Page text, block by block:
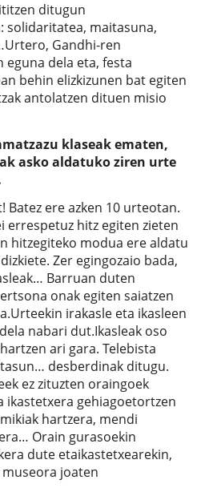
ditugun
solidaritatea, maitasuna,
Gandhi-ren
dela eta, festa
behin elizkizunen bat egiten
antolatzen dituen misio
klaseak ematen,
asko aldatuko ziren urte
ere azken 10 urteotan.
errespetuz hitz egiten zieten
hitzegiteko modua ere aldatu
Zer egingozaio bada,
Barruan duten
onak egiten saiatzen
irakasle eta ikasleen
nabari dut.Ikasleak oso
ari gara. Telebista
desberdinak ditugu.
ez zituzten oraingoek
ikastetxera gehiagoetortzen
hartzera, mendi
Orain gurasoekin
dute etaikastetxearekin,
joaten